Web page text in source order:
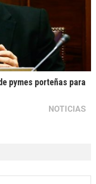
pymes porteñas para
NOTICIAS